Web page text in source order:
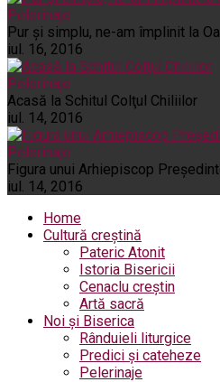
Pelerinaje
Pur şi simplu, ne-am împlinit la
iul. 16, 2016
Pelerinaje
Acasă la Schitul Colţul Chiliilor
iul. 14, 2016
Pelerinaje
Figura unui Arhiepiscop
iul. 14, 2016
Home
Cultură creștină
Pateric Atonit
Istoria Bisericii
Cenaclu creștin
Artă sacră
Noi și Biserica
Rânduieli liturgice
Predici și cateheze
Pelerinaje